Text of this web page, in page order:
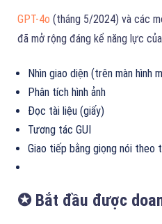
GPT-4o (tháng 5/2024) và các
đã mở rộng đáng kể năng lực
Nhìn giao diện (trên màn hình
Phân tích hình ảnh
Đọc tài liệu (giấy)
Tương tác GUI
Giao tiếp bằng giọng nói theo
✪ Bắt đầu được